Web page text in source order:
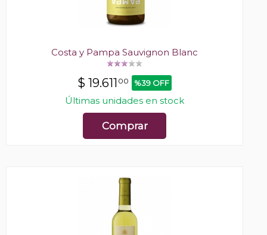
Costa y Pampa Sauvignon Blanc
$ 19.611 00 %39 OFF
Últimas unidades en stock
Comprar